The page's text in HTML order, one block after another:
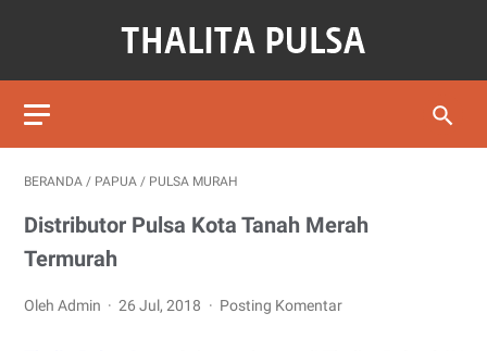
BERANDA / PAPUA / PULSA MURAH
Distributor Pulsa Kota Tanah Merah
Termurah
Oleh Admin 26 Jul, 2018 Posting Komentar